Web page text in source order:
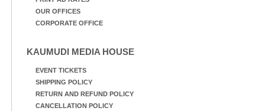
OUR OFFICES
CORPORATE OFFICE
KAUMUDI MEDIA HOUSE
EVENT TICKETS
SHIPPING POLICY
RETURN AND REFUND POLICY
CANCELLATION POLICY